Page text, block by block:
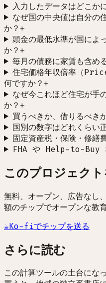
入力したデータはどこか
なぜ国の中央値は自分の
か？ +
頭金の最低水準が国によ
か？ +
毎月の債務に家賃も含め
住宅価格年収倍率（
何ですか？ +
なぜ今これほど住宅が手
か？ +
買うべきか、借りるべき
国別の数字はどれくらい
固定資産税・保険・修繕
FHA や Help-to-Buy
このプロジェク
無料、オープン、広告なし
額のチップでオープンな教
☕Ko-fiでチップを送る
さらに読む
この計算ツールの土台に